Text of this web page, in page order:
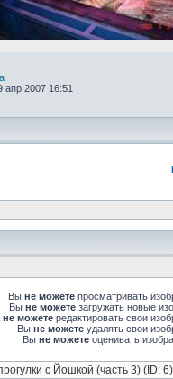
апр 2007 16:51
Вы не можете просматривать
Вы не можете загружать новые
не можете редактировать свои
Вы не можете удалять свои
Вы не можете оценивать